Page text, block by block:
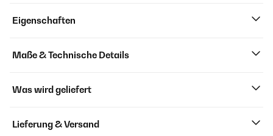
Eigenschaften
Maße & Technische Details
Was wird geliefert
Lieferung & Versand